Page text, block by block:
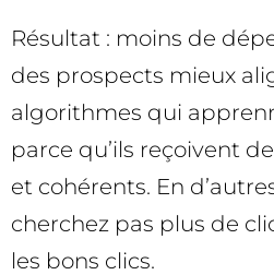
Résultat : moins de
des prospects mieux
algorithmes qui
parce qu’ils reçoivent
et cohérents. En
cherchez pas plus de
les bons clics.